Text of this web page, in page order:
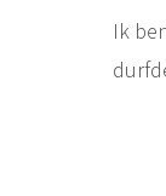
Ik